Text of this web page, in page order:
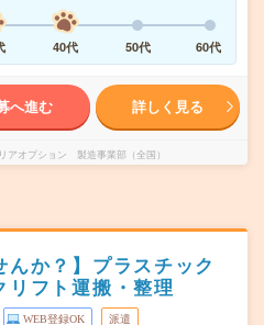
40代 50代 60代
へ進む 詳しく見る
アオプション 製造事業部（全国）
んか？】プラスチック
リフト運搬・整理
WEB登録OK 派遣